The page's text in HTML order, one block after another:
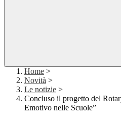
Home >
Novità >
Le notizie >
Concluso il progetto del
Emotivo nelle Scuole”